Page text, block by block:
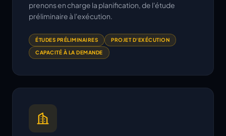
prenons en charge la planification, de l'étude
préliminaire à l'exécution.
ÉTUDES PRÉLIMINAIRES PROJET D'EXÉCUTION
CAPACITÉ À LA DEMANDE